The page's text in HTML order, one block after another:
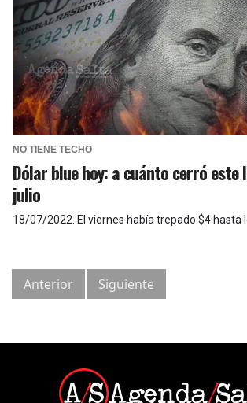
NO TIENE TECHO
Dólar blue hoy: a cuánto cerró este
julio
18/07/2022 El viernes había trepado $4 hasta
Anterior Siguiente